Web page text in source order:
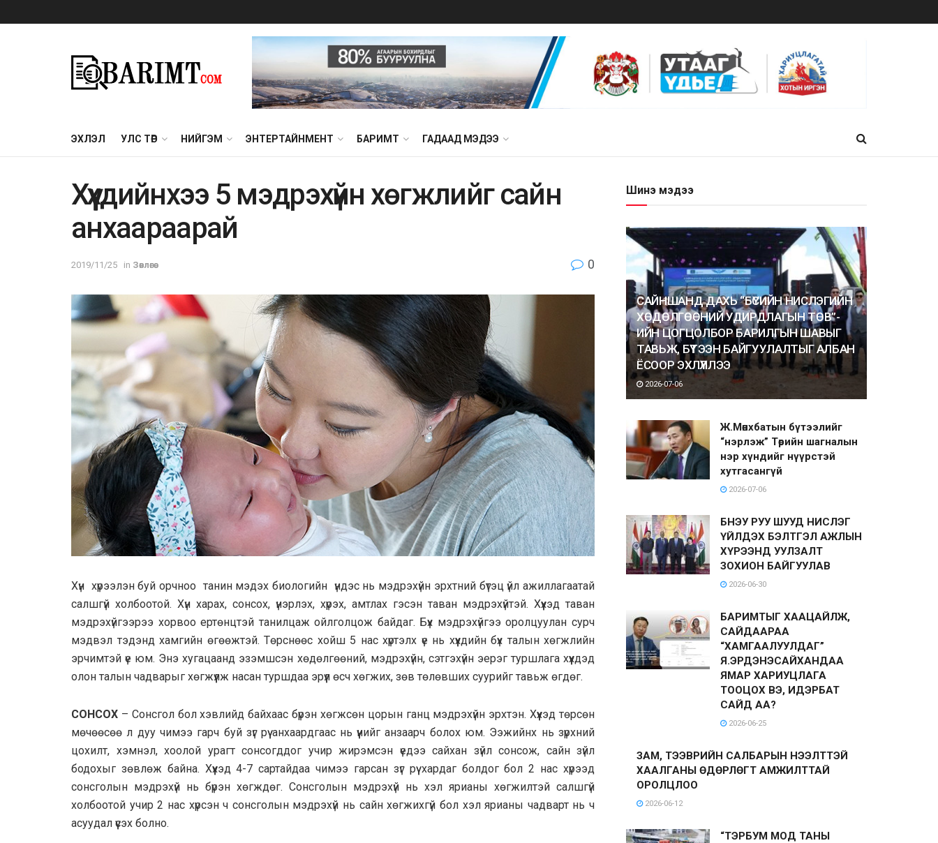
ЭХЛЭЛ УЛС ТӨР НИЙГЭМ ЭНТЕРТАЙНМЕНТ БАРИМТ ГАДААД МЭДЭЭ
Хүүхдийнхээ 5 мэдрэхүйн хөгжлийг сайн
анхаараарай
2019/11/25 in Зөвлөгөө 0
Хүн хүрээлэн буй орчноо танин мэдэх биологийн үндэс нь мэдрэхүйн эрхтний бүтэц үйл ажиллагаатай
салшгүй холбоотой. Хүн харах, сонсох, үнэрлэх, хүрэх, амтлах гэсэн таван мэдрэхүйтэй. Хүүхэд таван
мэдрэхүйгээрээ хорвоо ертөнцтэй танилцаж ойлголцож байдаг. Бүх мэдрэхүйгээ оролцуулан сурч
мэдвэл тэдэнд хамгийн өгөөжтэй. Төрснөөс хойш 5 нас хүртэлх үе нь хүүхдийн бүх талын хөгжлийн
эрчимтэй үе юм. Энэ хугацаанд эзэмшсэн хөдөлгөөний, мэдрэхүйн, сэтгэхүйн эерэг туршлага хүүхдэд
олон талын чадварыг хөгжүүлж насан туршдаа эрүүл өсч хөгжих, зөв төлөвших суурийг тавьж өгдөг.
СОНСОХ – Сонсгол бол хэвлийд байхаас бүрэн хөгжсөн цорын ганц мэдрэхүйн эрхтэн. Хүүхэд төрсөн
мөчөөсөө л дуу чимээ гарч буй зүг рүү анхаардгаас нь үүнийг анзаарч болох юм. Ээжийнх нь зүрхний
цохилт, хэмнэл, хоолой урагт сонсогддог учир жирэмсэн үедээ сайхан зүйл сонсож, сайн зүйл
бодохыг зөвлөж байна. Хүүхэд 4-7 сартайдаа чимээ гарсан зүг рүү хардаг болдог бол 2 нас хүрээд
сонсголын мэдрэхүй нь бүрэн хөгждөг. Сонсголын мэдрэхүй нь хэл ярианы хөгжилтэй салшгүй
холбоотой учир 2 нас хүрсэн ч сонсголын мэдрэхүй нь сайн хөгжихгүй бол хэл ярианы чадварт нь ч
асуудал үүсэх болно.
Шинэ мэдээ
САЙНШАНД ДАХЬ “БҮСИЙН НИСЛЭГИЙН
ХӨДӨЛГӨӨНИЙ УДИРДЛАГЫН ТӨВ”-
ИЙН ЦОГЦОЛБОР БАРИЛГЫН ШАВЫГ
ТАВЬЖ, БҮТЭЭН БАЙГУУЛАЛТЫГ АЛБАН
ЁСООР ЭХЛҮҮЛЛЭЭ
2026-07-06
Ж.Мөнхбатын бүтээлийг
“нэрлэж” Төрийн шагналын
нэр хүндийг нүүрстэй
хутгасангүй
2026-07-06
БНЭУ РУУ ШУУД НИСЛЭГ
ҮЙЛДЭХ БЭЛТГЭЛ АЖЛЫН
ХҮРЭЭНД УУЛЗАЛТ
ЗОХИОН БАЙГУУЛАВ
2026-06-30
БАРИМТЫГ ХААЦАЙЛЖ,
САЙДААРАА
“ХАМГААЛУУЛДАГ”
Я.ЭРДЭНЭСАЙХАНДАА
ЯМАР ХАРИУЦЛАГА
ТООЦОХ ВЭ, ИДЭРБАТ
САЙД АА?
2026-06-25
ЗАМ, ТЭЭВРИЙН САЛБАРЫН НЭЭЛТТЭЙ
ХААЛГАНЫ ӨДӨРЛӨГТ АМЖИЛТТАЙ
ОРОЛЦЛОО
2026-06-12
“ТЭРБУМ МОД ТАНЫ